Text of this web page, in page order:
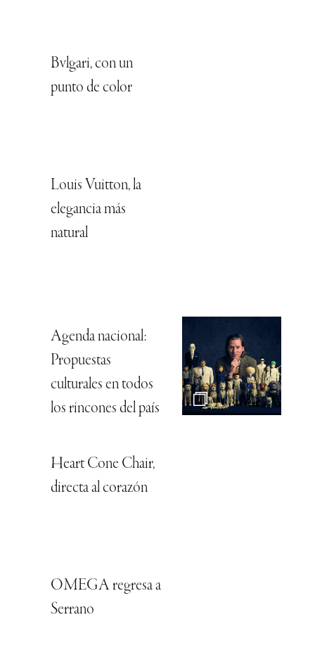
Bvlgari, con un
punto de color
Louis Vuitton, la
elegancia más
natural
Agenda nacional:
Propuestas
culturales en todos
los rincones del país
Heart Cone Chair,
directa al corazón
OMEGA regresa a
Serrano